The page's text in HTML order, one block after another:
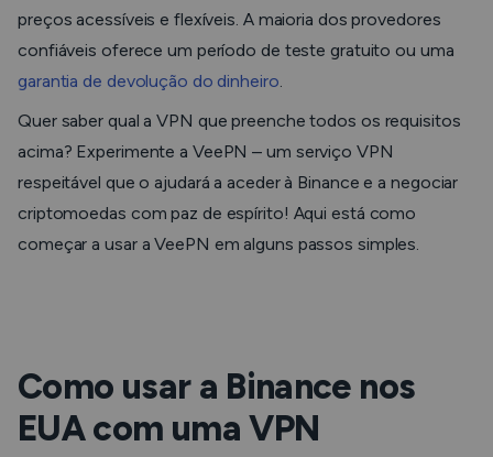
preços acessíveis e flexíveis. A maioria dos provedores
confiáveis oferece um período de teste gratuito ou uma
garantia de devolução do dinheiro.
Quer saber qual a VPN que preenche todos os requisitos
acima? Experimente a VeePN – um serviço VPN
respeitável que o ajudará a aceder à Binance e a negociar
criptomoedas com paz de espírito! Aqui está como
começar a usar a VeePN em alguns passos simples.
Como usar a Binance nos
EUA com uma VPN